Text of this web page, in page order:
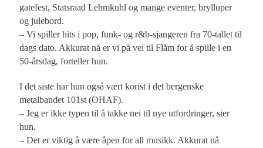
gatefest, Statsraad Lehmkuhl og mange eventer, brylluper
og julebord.
– Vi spiller hits i pop, funk- og r&b-sjangeren fra 70-tallet til
dags dato. Akkurat nå er vi på vei til Flåm for å spille i en
50-årsdag, forteller hun.
I det siste har hun også vært korist i det bergenske
metalbandet 101st (OHAF).
– Jeg er ikke typen til å takke nei til nye utfordringer, sier
hun.
– Det er viktig å være åpen for all musikk. Akkurat nå